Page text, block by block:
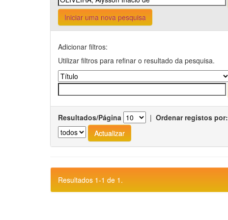
Iniciar uma nova pesquisa
Adicionar filtros:
Utilizar filtros para refinar o resultado da pesquisa.
Resultados/Página | Ordenar registos por:
Resultados 1-1 de 1.